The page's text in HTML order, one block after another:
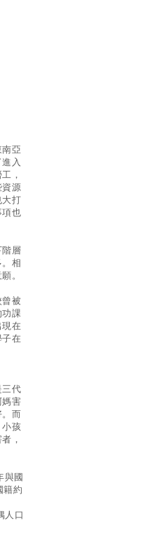
亞
入
，
資源
大打
項也
階層
相
。
被
功課
在
在
三代
媽害
。而
小孩
，
與國
籍約
人口